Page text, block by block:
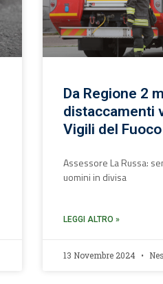
Da Regione 2
distaccamenti
Vigili del Fuoco
Assessore La Russa:
uomini in divisa
LEGGI ALTRO »
13 Novembre 2024